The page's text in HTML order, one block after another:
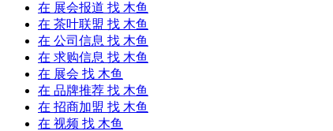
在 展会报道 找 木鱼
在 茶叶联盟 找 木鱼
在 公司信息 找 木鱼
在 求购信息 找 木鱼
在 展会 找 木鱼
在 品牌推荐 找 木鱼
在 招商加盟 找 木鱼
在 视频 找 木鱼